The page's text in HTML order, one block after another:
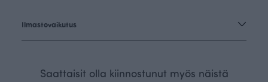
Ilmastovaikutus
Saattaisit olla kiinnostunut myös näistä